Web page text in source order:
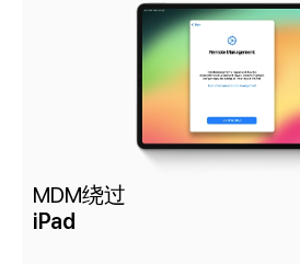
MDM绕过
iPad